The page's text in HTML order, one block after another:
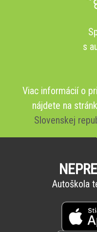
s
Viac informácií o
nájdete na
Slovenskej
Autoškola